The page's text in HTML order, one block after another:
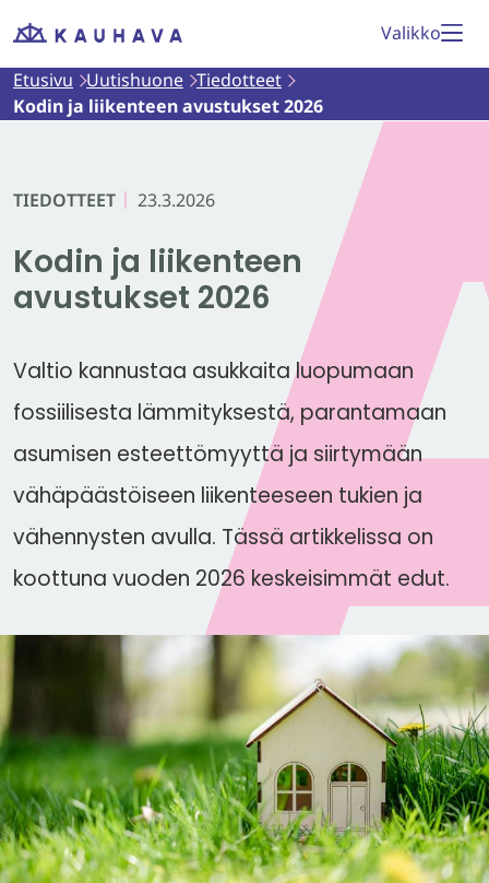
Siirry
Etusivu
Valikko
Etusivu Uutishuone Tiedotteet
Kodin ja liikenteen avustukset 2026
TIEDOTTEET 23.3.2026
Kodin ja liikenteen
avustukset 2026
Valtio kannustaa asukkaita luopumaan
fossiilisesta lämmityksestä, parantamaan
asumisen esteettömyyttä ja siirtymään
vähäpäästöiseen liikenteeseen tukien ja
vähennysten avulla. Tässä artikkelissa on
koottuna vuoden 2026 keskeisimmät edut.